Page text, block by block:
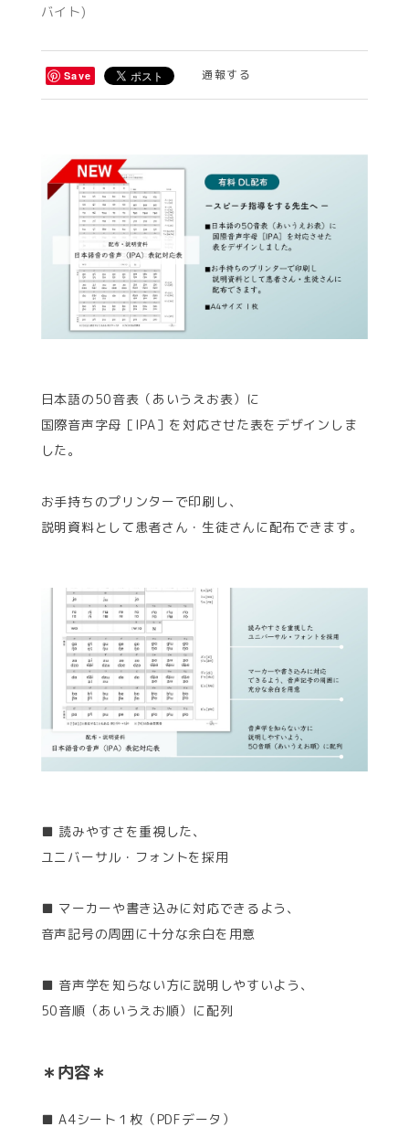
バイト)
Save 通報する
日本語の50音表（あいうえお表）に
国際音声字母［IPA］を対応させた表をデザインしま
した。
お手持ちのプリンターで印刷し、
説明資料として患者さん・生徒さんに配布できます。
■ 読みやすさを重視した、
ユニバーサル・フォントを採用
■ マーカーや書き込みに対応できるよう、
音声記号の周囲に十分な余白を用意
■ 音声学を知らない方に説明しやすいよう、
50音順（あいうえお順）に配列
＊内容＊
■ A4シート１枚（PDFデータ）